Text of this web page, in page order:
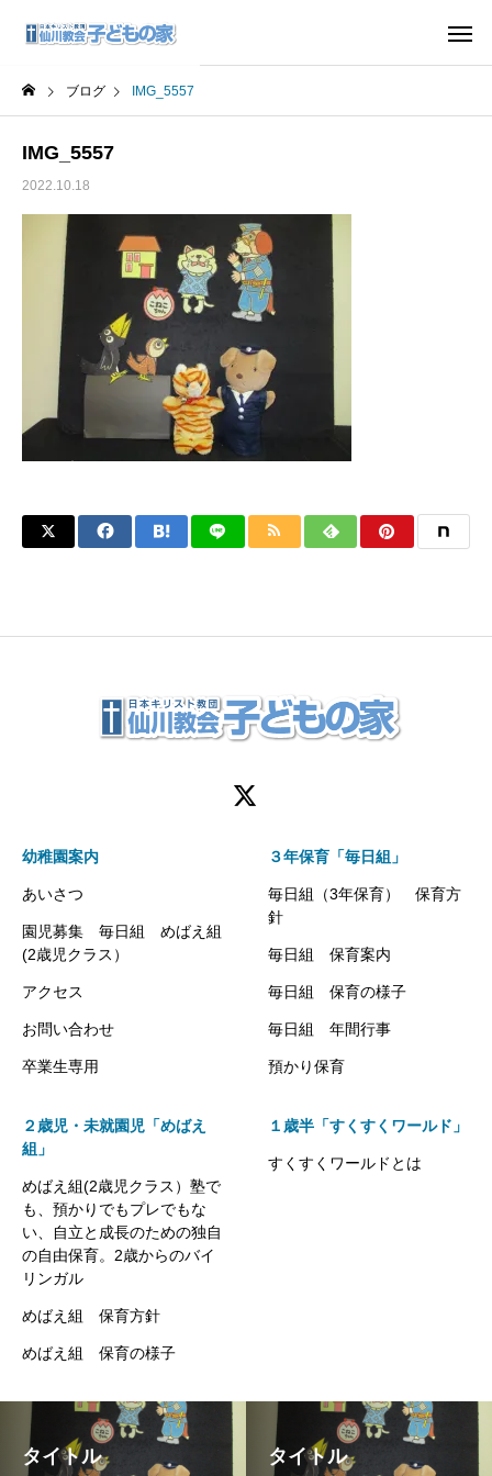
ブログ IMG_5557
IMG_5557
2022.10.18
幼稚園案内
あいさつ
園児募集 毎日組 めばえ組
(2歳児クラス）
アクセス
お問い合わせ
卒業生専用
３年保育「毎日組」
毎日組（3年保育） 保育方
針
毎日組 保育案内
毎日組 保育の様子
毎日組 年間行事
預かり保育
２歳児・未就園児「めばえ
組」
めばえ組(2歳児クラス）塾で
も、預かりでもプレでもな
い、自立と成長のための独自
の自由保育。2歳からのバイ
リンガル
めばえ組 保育方針
めばえ組 保育の様子
１歳半「すくすくワールド」
すくすくワールドとは
タイトル タイトル